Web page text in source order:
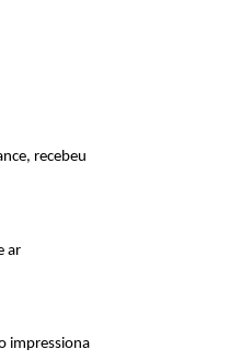
recebeu
ar
impressiona